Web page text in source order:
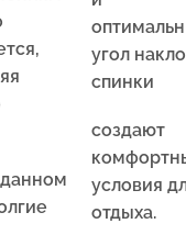
угол
спинки
создают
условия
отдыха.